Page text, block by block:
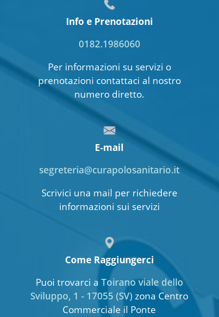
Info e Prenotazioni
0182.1986060
Per informazioni su servizi o
prenotazioni contattaci al nostro
numero diretto.
E-mail
segreteria@curapolosanitario.it
Scrivici una mail per richiedere
informazioni sui servizi
Come Raggiungerci
Puoi trovarci a Toirano viale dello
Sviluppo, 1 - 17055 (SV)zona Centro
Commerciale il Ponte